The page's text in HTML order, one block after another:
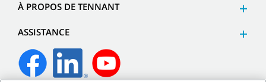
À PROPOS DE TENNANT
ASSISTANCE